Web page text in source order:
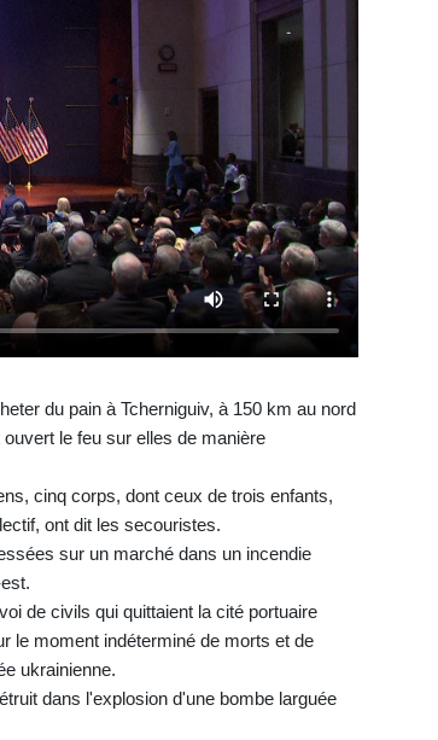
du pain à Tcherniguiv, à 150 km au nord
le feu sur elles de manière
cinq corps, dont ceux de trois enfants,
ont dit les secouristes.
sur un marché dans un incendie
de civils qui quittaient la cité portuaire
le moment indéterminé de morts et de
ukrainienne.
dans l'explosion d'une bombe larguée